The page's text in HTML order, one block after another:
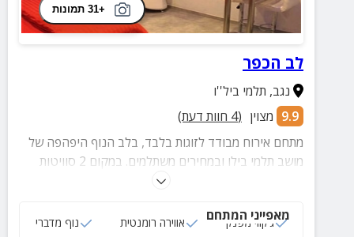
+31 תמונות
לב הכפר
נגב, תלמי ביל''ו
9.9 מצוין (
4 חוות דעת)
מתחם אירוח מבודד לזוגות בלבד, בלב הנוף היפהפה של
מושב תלמי בילו ובמחירים משתלמים. במקום 2 סוויטות
מאובזרות עם ג'קוזי, מסך פלזמה ופינוקים מתוקים, לזוגות
מאפייני המתחם
ג‘קוזי מפנק אווירה רומנטית נוף מדברי